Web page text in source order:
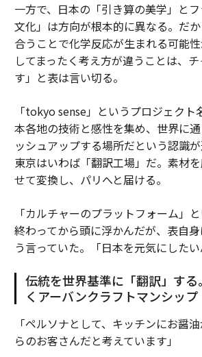
一方で、日本の「引き算の美学」と
文化」は方向が根本的に異なる。だ
合うことで化学反応が生まれる可能
してまったく考え方が違うことは、
す」と表は言い切る。
「tokyo sense」というプロジェクト
本各地の技術と感性を集め、世界に
ッシュアップする場所だという認識が
東京はいわば「翻訳工場」だ。素材
せて変換し、パリへと届ける。
「カルチャーのプラットフォーム」
終わってから頭に浮かんだが、表自
う言っていた。「日本を元気にしたい
伝統を世界基準に「翻訳」す
くアーバンクラフトマンシップ
「ペルソナとして、キッチンにお醤
らのお客さんだと考えています」